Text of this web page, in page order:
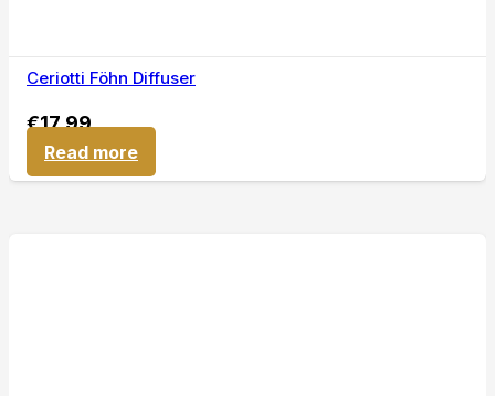
Ceriotti Föhn Diffuser
€17,99
Read more